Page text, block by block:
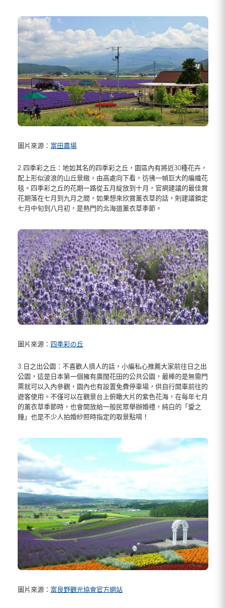
圖片來源： 富田農場
2.四季彩之丘：地如其名的四季彩之丘，園區內有將近30種花卉，
配上形似波浪的山丘景緻，由高處向下看，彷彿一幀巨大的編織花
毯。四季彩之丘的花期一路從五月綻放到十月，官網建議的最佳賞
花期落在七月到九月之間，如果想來欣賞薰衣草的話，則建議鎖定
七月中旬到八月初，是熱門的北海道薰衣草季節。
圖片來源： 四季彩の丘
3.日之出公園：不喜歡人擠人的話，小編私心推薦大家前往日之出
公園，這是日本第一個擁有廣闊花田的公共公園，最棒的是無需門
票就可以入內參觀，園內也有設置免費停車場，供自行開車前往的
遊客使用。不僅可以在觀景台上俯瞰大片的紫色花海，在每年七月
的薰衣草季節時，也會開放給一般民眾舉辦婚禮，純白的「愛之
鐘」也是不少人拍婚紗照時指定的取景點唷！
圖片來源： 富良野觀光協會官方網站